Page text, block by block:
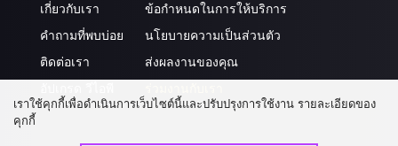
เกี่ยวกับเรา
คำถามที่พบบ่อย
ติดต่อเรา
ข้อกำหนดในการให้บริการ
นโยบายความเป็นส่วนตัว
ส่งผลงานของคุณ
เราใช้คุกกี้เพื่อดำเนินการเว็บไซต์นี้และปรับปรุงการใช้งาน รายละเอียดของ
คุกกี้